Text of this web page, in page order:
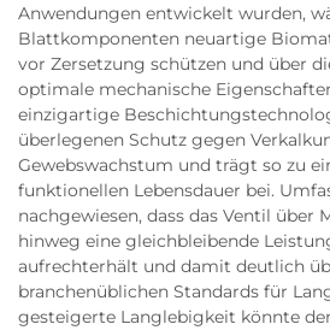
Anwendungen entwickelt wurden,
Blattkomponenten neuartige
vor Zersetzung schützen und über
optimale mechanische
einzigartige
überlegenen Schutz gegen
Gewebswachstum und trägt so zu
funktionellen Lebensdauer bei.
nachgewiesen, dass das Ventil über
hinweg eine gleichbleibende
aufrechterhält und damit deutlich
branchenüblichen Standards für
gesteigerte Langlebigkeit könnte